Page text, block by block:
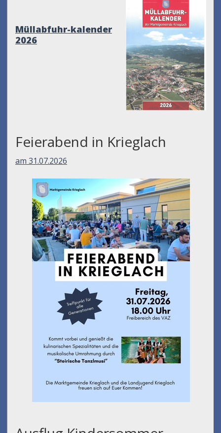
Müllabfuhr-kalender
2026
Feierabend in Krieglach
am 31.07.2026